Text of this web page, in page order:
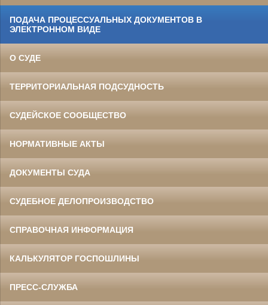
ПОДАЧА ПРОЦЕССУАЛЬНЫХ ДОКУМЕНТОВ В
ЭЛЕКТРОННОМ ВИДЕ
О СУДЕ
ТЕРРИТОРИАЛЬНАЯ ПОДСУДНОСТЬ
СУДЕЙСКОЕ СООБЩЕСТВО
НОРМАТИВНЫЕ АКТЫ
ДОКУМЕНТЫ СУДА
СУДЕБНОЕ ДЕЛОПРОИЗВОДСТВО
СПРАВОЧНАЯ ИНФОРМАЦИЯ
КАЛЬКУЛЯТОР ГОСПОШЛИНЫ
ПРЕСС-СЛУЖБА